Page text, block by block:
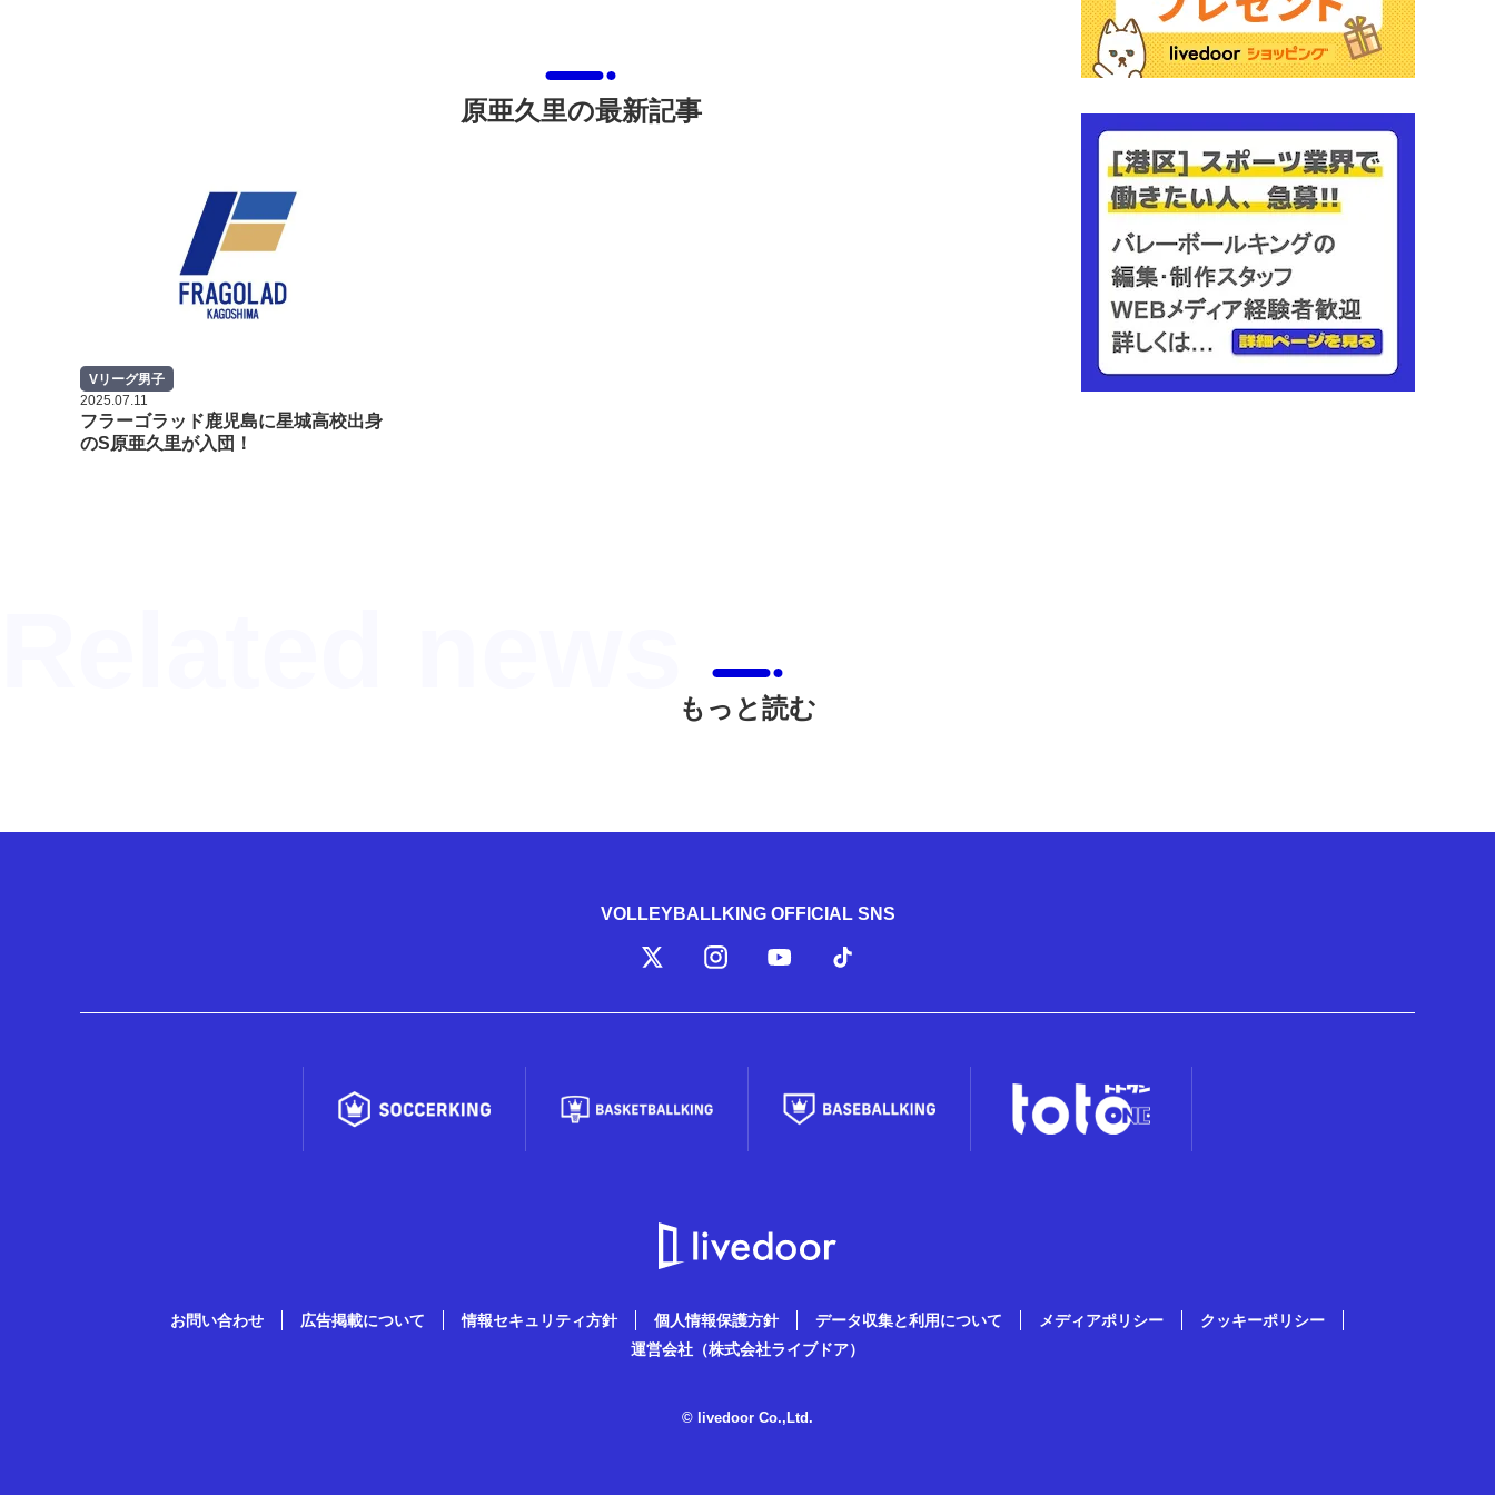
原亜久里の最新記事
Vリーグ男子
2025.07.11
フラーゴラッド鹿児島に星城高校出身
のS原亜久里が入団！
もっと読む
VOLLEYBALLKING OFFICIAL SNS
お問い合わせ 広告掲載について 情報セキュリティ方針 個人情報保護方針 データ収集と利用について メディアポリシー
クッキーポリシー
運営会社（株式会社ライブドア）
© livedoor Co.,Ltd.